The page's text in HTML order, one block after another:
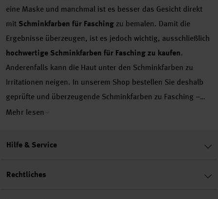
eine Maske und manchmal ist es besser das Gesicht direkt
mit Schminkfarben für Fasching zu bemalen. Damit die
Ergebnisse überzeugen, ist es jedoch wichtig, ausschließlich
hochwertige Schminkfarben für Fasching zu kaufen.
Anderenfalls kann die Haut unter den Schminkfarben zu
Irritationen neigen. In unserem Shop bestellen Sie deshalb
geprüfte und überzeugende Schminkfarben zu Fasching –
darunter auch die beliebte
Fasching so beliebt?
Karnevalsverkleidung kaufen – so richtig perfekt wird die
Mehr lesen
Hilfe & Service
Rechtliches